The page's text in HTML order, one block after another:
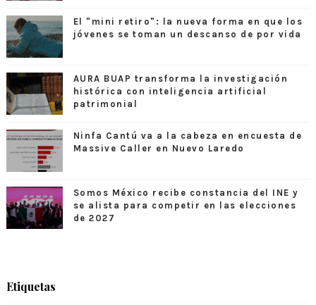
El "mini retiro": la nueva forma en que los
jóvenes se toman un descanso de por vida
AURA BUAP transforma la investigación
histórica con inteligencia artificial
patrimonial
Ninfa Cantú va a la cabeza en encuesta de
Massive Caller en Nuevo Laredo
Somos México recibe constancia del INE y
se alista para competir en las elecciones
de 2027
Etiquetas